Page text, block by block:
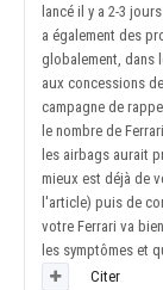
lancé il y a 2-3
a également des
globalement, dans
aux concessions
campagne de
le nombre de
les airbags aurait
mieux est déjà de
l'article) puis de
votre Ferrari va
les symptômes et
Citer